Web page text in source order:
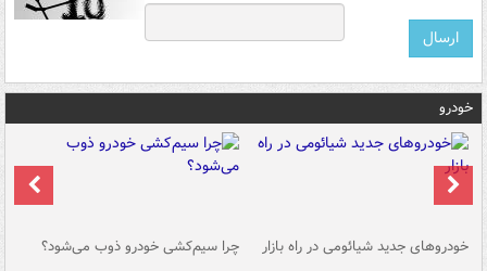
خودرو
خودروهای جدید شیائومی در راه بازار چرا سیم‌کشی خودرو ذوب می‌شود؟